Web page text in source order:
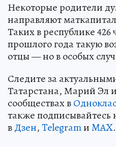
Некоторые родители
направляют
Таких в республике 426
прошлого года такую
отцы — но в особых
Следите за
Татарстана, Марий Эл
сообществах в
также
вДзен,TelegramиMAX.